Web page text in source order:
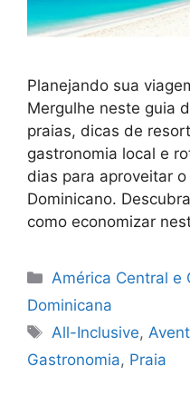
Planejando sua
Mergulhe neste guia
praias, dicas de
gastronomia local e
dias para aproveitar
Dominicano.
como economizar
Categorias
América Central e
Dominicana
Tags
All-Inclusive,
Gastronomia, Praia